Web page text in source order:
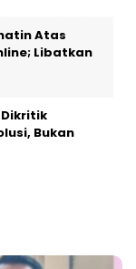
Atas
Libatkan
Dikritik
Bukan